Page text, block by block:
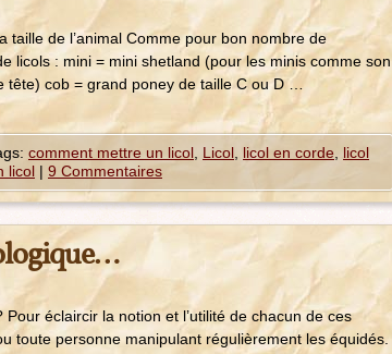
taille de l’animal Comme pour bon nombre de
licols : mini = mini shetland (pour les minis comme son
tête) cob = grand poney de taille C ou D …
comment mettre un licol Licol licol en corde licol
licol | 9 Commentaires
éclaircir la notion et l’utilité de chacun de ces
toute personne manipulant régulièrement les équidés.